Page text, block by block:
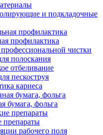
и подкладочные
профилактика
чистки
полоскания
отбеливание
пескоструя
кариеса
бумага, фольга
препараты